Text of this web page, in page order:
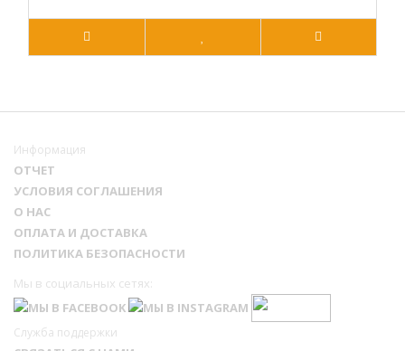
Информация
ОТЧЕТ
УСЛОВИЯ СОГЛАШЕНИЯ
О НАС
ОПЛАТА И ДОСТАВКА
ПОЛИТИКА БЕЗОПАСНОСТИ
Мы в социальных сетях:
Служба поддержки